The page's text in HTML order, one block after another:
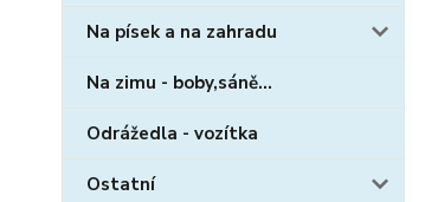
Na písek a na zahradu
Na zimu - boby,sáně...
Odrážedla - vozítka
Ostatní